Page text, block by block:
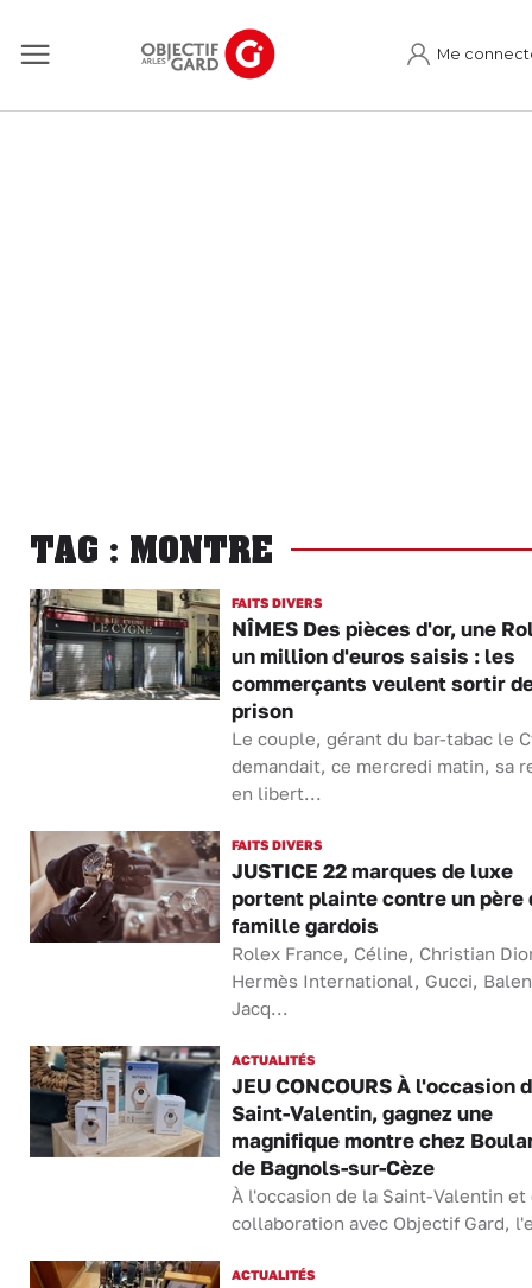
Me
TAG : MONTRE
FAITS DIVERS
NÎMES Des pièces d'or, une
un million d'euros saisis : les
commerçants veulent sortir
prison
Le couple, gérant du bar-tabac le
demandait, ce mercredi matin, sa
en libert...
FAITS DIVERS
JUSTICE 22 marques de luxe
portent plainte contre un père
famille gardois
Rolex France, Céline, Christian
Hermès International, Gucci,
Jacq...
ACTUALITÉS
JEU CONCOURS À l'occasion
Saint-Valentin, gagnez une
magnifique montre chez
de Bagnols-sur-Cèze
À l'occasion de la Saint-Valentin et
collaboration avec Objectif Gard,
ACTUALITÉS